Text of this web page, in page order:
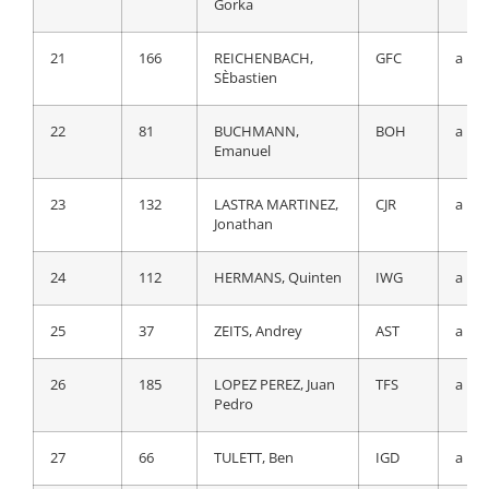
Gorka
21 166
REICHENBACH,
SÈbastien
GFC a
22 81
BUCHMANN,
Emanuel
BOH a
23 132
LASTRA MARTINEZ,
Jonathan
CJR a
24 112 HERMANS, Quinten IWG a
25 37 ZEITS, Andrey AST a
26 185
LOPEZ PEREZ, Juan
Pedro
TFS a
27 66 TULETT, Ben IGD a
21 54 OLIVEIRA, Nelson MOV a
MOLARD, Rudy
23 81
BUCHMANN,
Emanuel
BOH a
24 112 HERMANS, Quinten IWG a
HART, Tao
26 6 VADER, Milan TJV a
27 91 HAMILTON, Lucas BEX a
Carlos